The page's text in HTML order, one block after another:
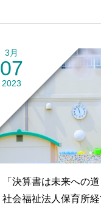
3月
07
2023
「決算書は未来への
社会福祉法人保育所